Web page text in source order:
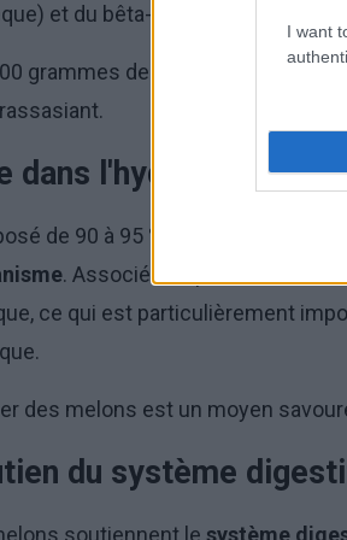
I want
et du bêta-carotène (dans le
grammes de melon contiennent
dans l'hydratation
de 90 à 95 % d'eau, le melon
. Associés au potassium et
ce qui est particulièrement
des melons est un moyen
du système
soutiennent le système